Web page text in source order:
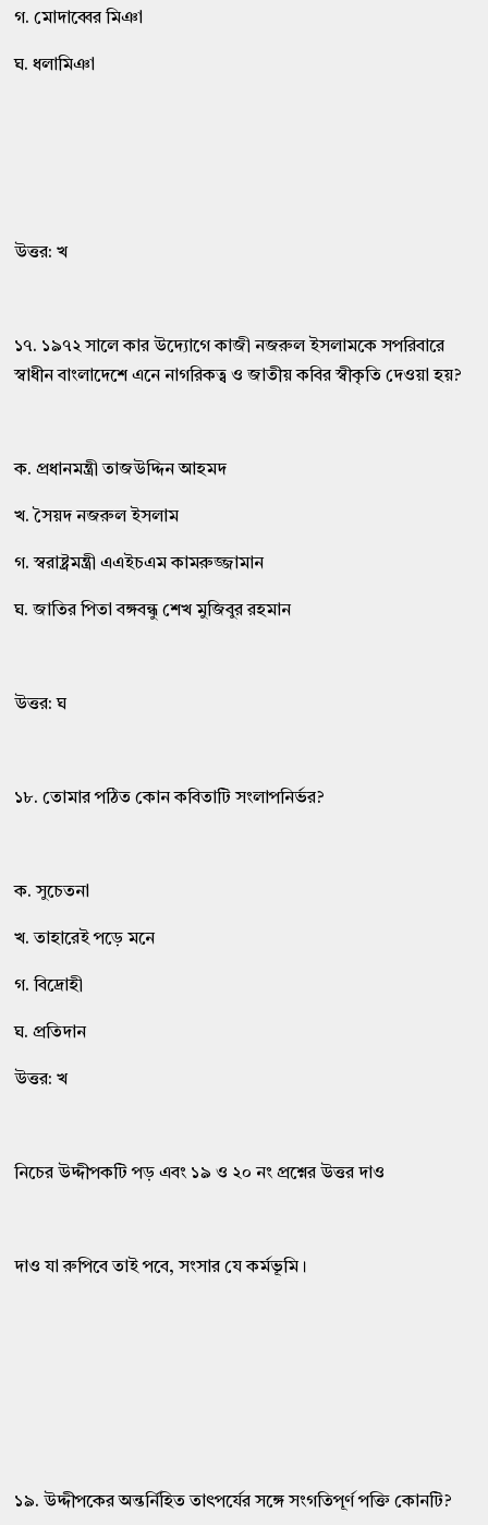
গ. মোদাব্বের মিঞা
ঘ. ধলামিঞা
উত্তর: খ
১৭. ১৯৭২ সালে কার উদ্যোগে কাজী নজরুল ইসলামকে সপরিবারে
স্বাধীন বাংলাদেশে এনে নাগরিকত্ব ও জাতীয় কবির স্বীকৃতি দেওয়া হয়?
ক. প্রধানমন্ত্রী তাজউদ্দিন আহমদ
খ. সৈয়দ নজরুল ইসলাম
গ. স্বরাষ্ট্রমন্ত্রী এএইচএম কামরুজ্জামান
ঘ. জাতির পিতা বঙ্গবন্ধু শেখ মুজিবুর রহমান
উত্তর: ঘ
১৮. তোমার পঠিত কোন কবিতাটি সংলাপনির্ভর?
ক. সুচেতনা
খ. তাহারেই পড়ে মনে
গ. বিদ্রোহী
ঘ. প্রতিদান
উত্তর: খ
নিচের উদ্দীপকটি পড় এবং ১৯ ও ২০ নং প্রশ্নের উত্তর দাও
দাও যা রুপিবে তাই পবে, সংসার যে কর্মভূমি।
১৯. উদ্দীপকের অন্তর্নিহিত তাৎপর্যের সঙ্গে সংগতিপূর্ণ পক্তি কোনটি?